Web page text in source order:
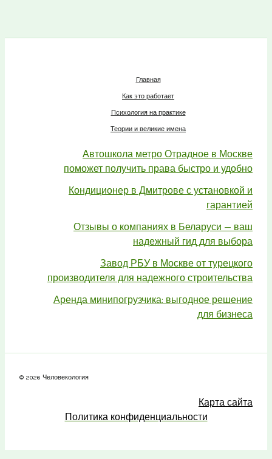
Главная
Как это работает
Психология на практике
Теории и великие имена
Автошкола метро Отрадное в Москве
поможет получить права быстро и удобно
Кондиционер в Дмитрове с установкой и
гарантией
Отзывы о компаниях в Беларуси — ваш
надежный гид для выбора
Завод РБУ в Москве от турецкого
производителя для надежного строительства
Аренда минипогрузчика: выгодное решение
для бизнеса
© 2026 Человекология
Карта сайта
Политика конфиденциальности